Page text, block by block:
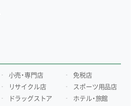
小売・専門店
リサイクル店
ドラッグストア
免税店
スポーツ用品店
ホテル・旅館